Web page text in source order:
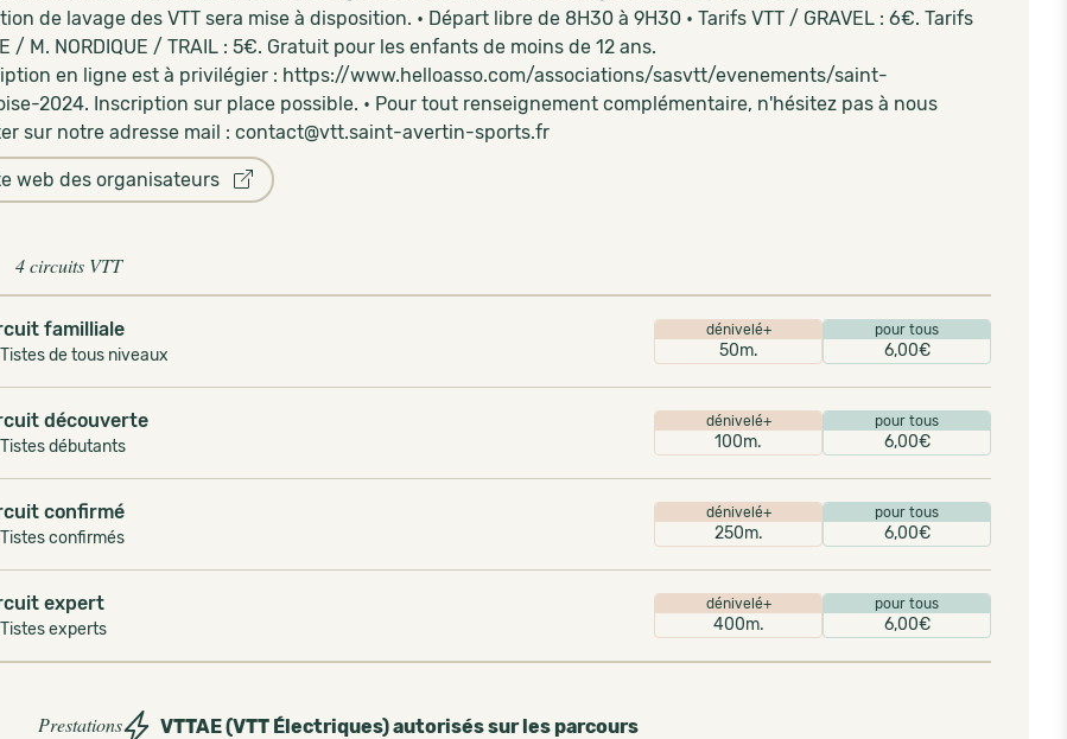
de lavage des VTT sera mise à disposition. • Départ libre de 8H30 à 9H30 • Tarifs VTT / GRAVEL : 6€. Tarifs
/ M. NORDIQUE / TRAIL : 5€. Gratuit pour les enfants de moins de 12 ans.
en ligne est à privilégier : https://www.helloasso.com/associations/sasvtt/evenements/saint-
2024. Inscription sur place possible. • Pour tout renseignement complémentaire, n'hésitez pas à nous
sur notre adresse mail : contact@vtt.saint-avertin-sports.fr
web des organisateurs
4 circuits VTT
familliale
de tous niveaux
dénivelé+
50m.
pour tous
6,00€
découverte
débutants
dénivelé+
100m.
pour tous
6,00€
confirmé
confirmés
dénivelé+
250m.
pour tous
6,00€
expert
experts
dénivelé+
400m.
pour tous
6,00€
Prestations VTTAE (VTT Électriques) autorisés sur les parcours